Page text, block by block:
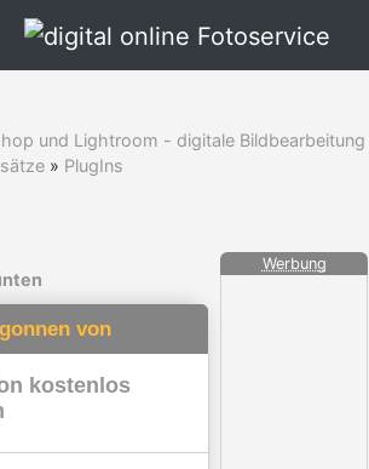
und Lightroom - digitale Bildbearbeitung
» PlugIns
von
kostenlos
Werbung